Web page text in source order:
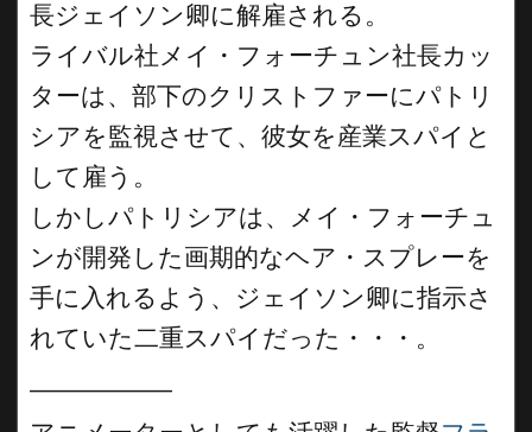
長ジェイソン卿に解雇される。
ライバル社メイ・フォーチュン社長カッ
ターは、部下のクリストファーにパトリ
シアを監視させて、彼女を産業スパイと
して雇う。
しかしパトリシアは、メイ・フォーチュ
ンが開発した画期的なヘア・スプレーを
手に入れるよう、ジェイソン卿に指示さ
れていた二重スパイだった・・・。